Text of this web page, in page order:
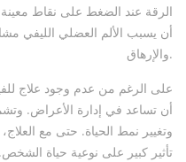
الرقة عند الضغط على نقاط
أن يسبب الألم العضلي الليفي
والإرهاق.
على الرغم من عدم وجود علاج
أن تساعد في إدارة الأعراض.
وتغيير نمط الحياة. حتى مع
تأثير كبير على نوعية حياة